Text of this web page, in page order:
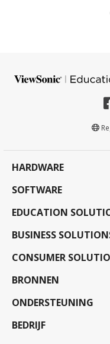
HARDWARE
SOFTWARE
EDUCATION
BUSINESS
CONSUMER
BRONNEN
ONDERSTEUNING
BEDRIJF